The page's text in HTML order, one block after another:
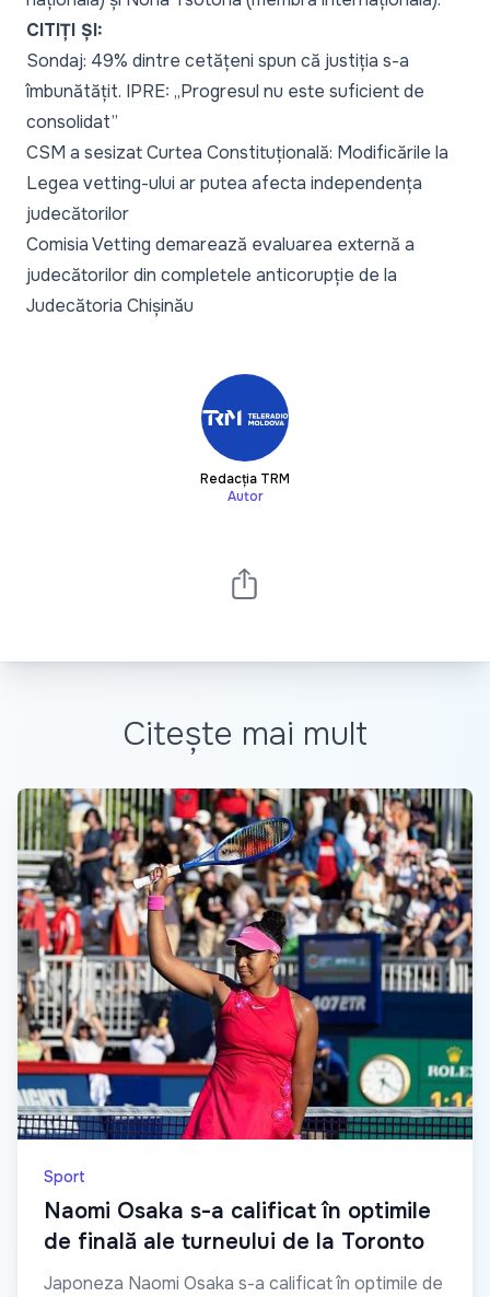
CITIȚI ȘI:
Sondaj: 49% dintre cetățeni spun că justiția s-a
îmbunătățit. IPRE: „Progresul nu este suficient de
consolidat”
CSM a sesizat Curtea Constituțională: Modificările la
Legea vetting-ului ar putea afecta independența
judecătorilor
Comisia Vetting demarează evaluarea externă a
judecătorilor din completele anticorupție de la
Judecătoria Chișinău
Redacția TRM
Autor
Citește mai mult
Sport
Naomi Osaka s-a calificat în optimile
de finală ale turneului de la Toronto
Japoneza Naomi Osaka s-a calificat în optimile de